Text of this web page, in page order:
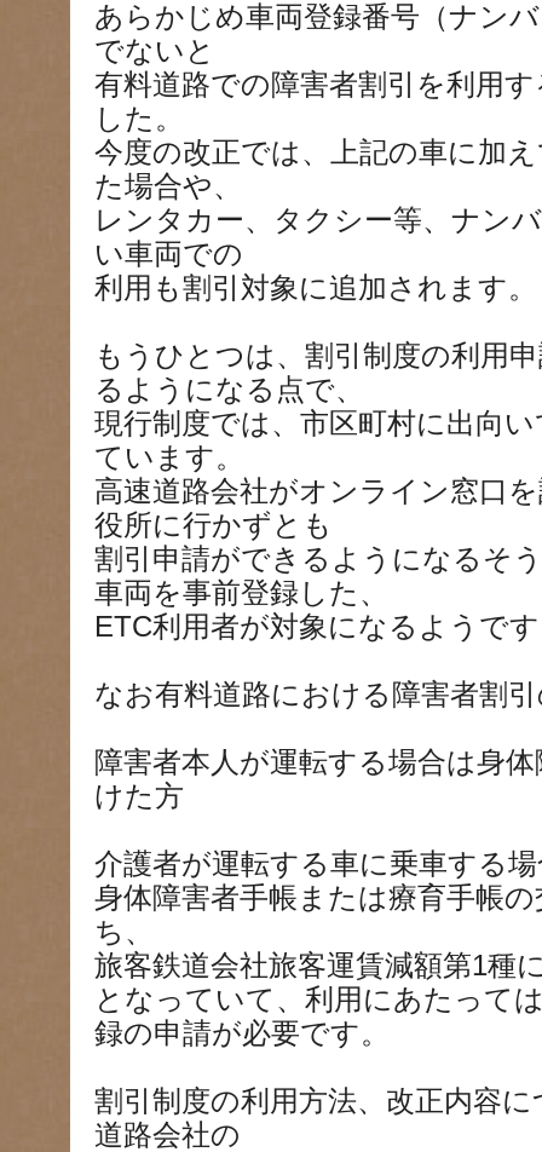
あらかじめ車両登録番号（ナン
でないと
有料道路での障害者割引を利用
した。
今度の改正では、上記の車に加
た場合や、
レンタカー、タクシー等、ナン
い車両での
利用も割引対象に追加されます。
もうひとつは、割引制度の利用
るようになる点で、
現行制度では、市区町村に出向
ています。
高速道路会社がオンライン窓口
役所に行かずとも
割引申請ができるようになるそ
車両を事前登録した、
ETC利用者が対象になるようで
なお有料道路における障害者割
障害者本人が運転する場合は身
けた方
介護者が運転する車に乗車する
身体障害者手帳または療育手帳
ち、
旅客鉄道会社旅客運賃減額第1種
となっていて、利用にあたって
録の申請が必要です。
割引制度の利用方法、改正内容
道路会社の